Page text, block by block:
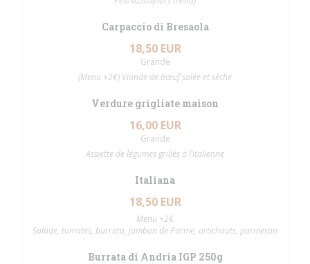
Carpaccio di Bresaola
18,50 EUR
Grande
(Menu +2€) Viande de bœuf salée et sèche
Verdure grigliate maison
16,00 EUR
Grande
Assiette de légumes grillés à l’italienne
Italiana
18,50 EUR
Menu +2€
Salade, tomates, burrata, jambon de Parme, artichauts, parmesan
Burrata di Andria IGP 250g